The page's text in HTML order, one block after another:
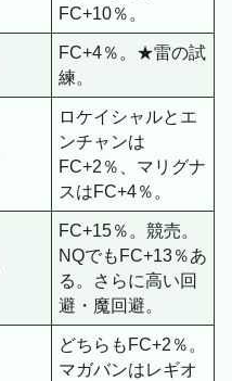
FC+10％。
FC+4％。★雷の試
練。
ロケイシャルとエ
ンチャンは
FC+2％、マリグナ
スはFC+4％。
FC+15％。競売。
NQでもFC+13％あ
る。さらに高い回
避・魔回避。
どちらもFC+2％。
マガバンはレギオ